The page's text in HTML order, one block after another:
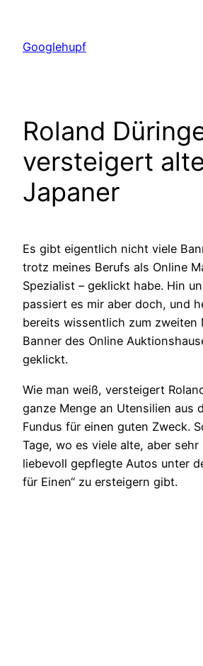
springen
Googlehupf
Roland
versteigert
Japaner
Es gibt eigentlich nicht viele
trotz meines Berufs als Online
Spezialist – geklickt habe. Hin
passiert es mir aber doch, und
bereits wissentlich zum zweiten
Banner des Online
geklickt.
Wie man weiß, versteigert
ganze Menge an Utensilien aus
Fundus für einen guten Zweck.
Tage, wo es viele alte, aber
liebevoll gepflegte Autos unter
für Einen“ zu ersteigern gibt.